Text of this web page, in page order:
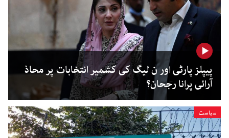
پیپلز پارٹی اور ن لیگ کی کشمیر انتخابات پر محاذ
آرائی پرانا رجحان؟
سیاست